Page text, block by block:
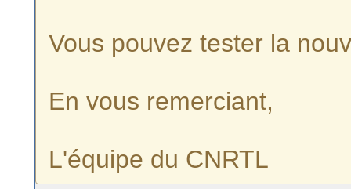
Vous pouvez tester la
En vous remerciant,
L'équipe du CNRTL